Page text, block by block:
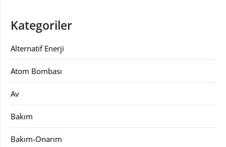
Kategoriler
Alternatif Enerji
Atom Bombası
Av
Bakım
Bakım-Onarım